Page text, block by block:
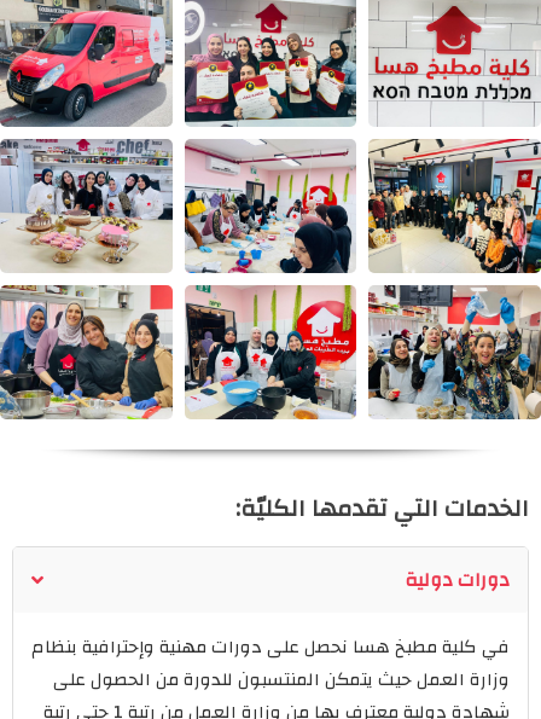
الخدمات التي تقدمها الكليّة:
دورات دولية
في كلية مطبخ هسا نحصل على دورات مهنية وإحترافية بنظام
وزارة العمل حيث يتمكن المنتسبون للدورة من الحصول على
شهادة دولية معترف بها من وزارة العمل من رتبة 1 حتى رتبة